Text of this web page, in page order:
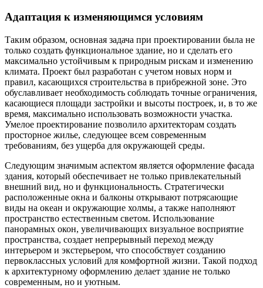
Адаптация к изменяющимся условиям
Таким образом, основная задача при проектировании была не
только создать функциональное здание, но и сделать его
максимально устойчивым к природным рискам и изменению
климата. Проект был разработан с учетом новых норм и
правил, касающихся строительства в прибрежной зоне. Это
обуславливает необходимость соблюдать точные ограничения,
касающиеся площади застройки и высоты построек, и, в то же
время, максимально использовать возможности участка.
Умелое проектирование позволило архитекторам создать
просторное жилье, следующее всем современным
требованиям, без ущерба для окружающей среды.
Следующим значимым аспектом является оформление фасада
здания, который обеспечивает не только привлекательный
внешний вид, но и функциональность. Стратегически
расположенные окна и балконы открывают потрясающие
виды на океан и окружающие холмы, а также наполняют
пространство естественным светом. Использование
панорамных окон, увеличивающих визуальное восприятие
пространства, создает непрерывный переход между
интерьером и экстерьером, что способствует созданию
первоклассных условий для комфортной жизни. Такой подход
к архитектурному оформлению делает здание не только
современным, но и уютным.